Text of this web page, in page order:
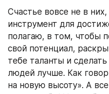
Счастье вовсе не в
инструмент для
полагаю, в том, чтобы
свой потенциал,
тебе таланты и
людей лучше. Как
на новую высоту». А